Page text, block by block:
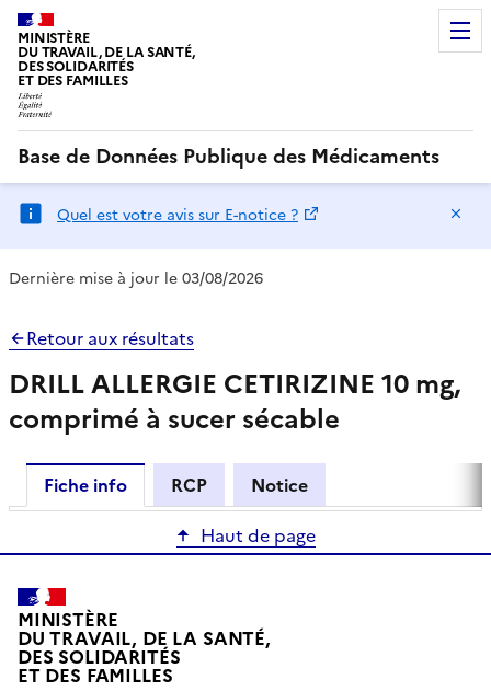
MINISTÈRE
DU TRAVAIL, DE LA SANTÉ,
DES SOLIDARITÉS
ET DES FAMILLES
Base de Données Publique des Médicaments
Quel est votre avis sur E-notice ?
Dernière mise à jour le 03/08/2026
Retour aux résultats
DRILL ALLERGIE CETIRIZINE 10 mg,
comprimé à sucer sécable
Fiche info RCP
Notice
Haut de page
MINISTÈRE
DU TRAVAIL, DE LA SANTÉ,
DES SOLIDARITÉS
ET DES FAMILLES